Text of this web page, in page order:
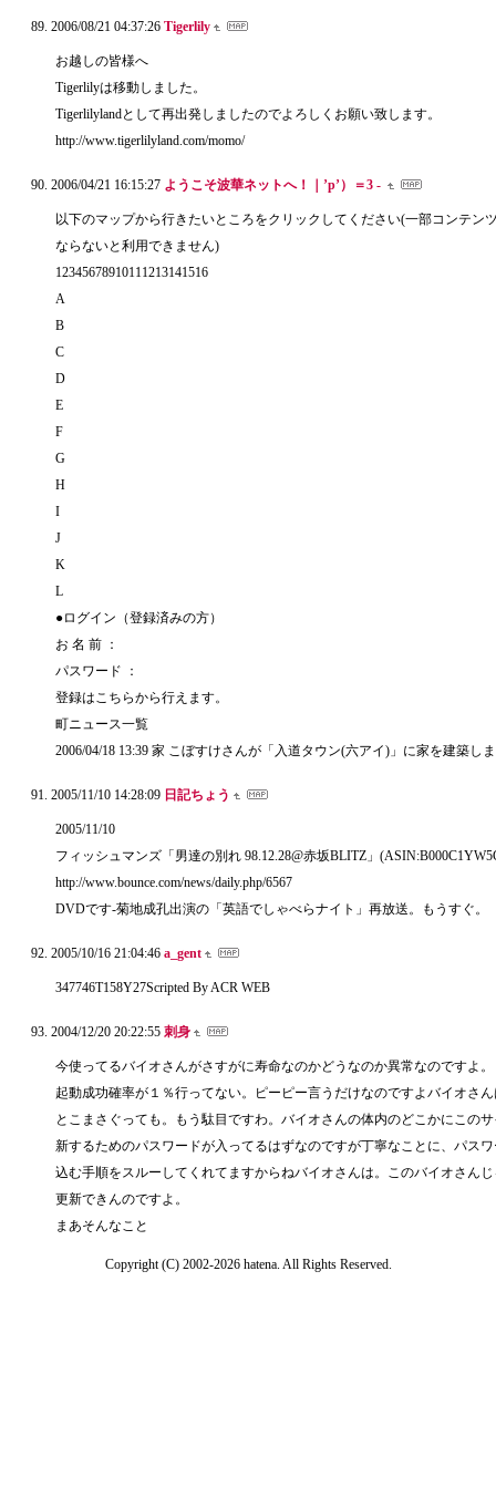
2006/08/21 04:37:26 Tigerlily
お越しの皆様へ
Tigerlilyは移動しました。
Tigerlilylandとして再出発しましたのでよろしくお願い致します。
http://www.tigerlilyland.com/momo/
2006/04/21 16:15:27 ようこそ波華ネットへ！｜’p’）＝3 -
以下のマップから行きたいところをクリックしてください(一部コンテン
ならないと利用できません)
12345678910111213141516
A
B
C
D
E
F
G
H
I
J
K
L
●ログイン（登録済みの方）
お 名 前 ：
パスワード ：
登録はこちらから行えます。
町ニュース一覧
2006/04/18 13:39 家 こぼすけさんが「入道タウン(六アイ)」に家を建築し
2005/11/10 14:28:09 日記ちょう
2005/11/10
フィッシュマンズ「男達の別れ 98.12.28@赤坂BLITZ」
http://www.bounce.com/news/daily.php/6567
DVDです-菊地成孔出演の「英語でしゃべらナイト」再放送。もうすぐ。
2005/10/16 21:04:46 a_gent
347746T158Y27Scripted By ACR WEB
2004/12/20 20:22:55 刺身
今使ってるバイオさんがさすがに寿命なのかどうなのか異常なのですよ。
起動成功確率が１％行ってない。ピーピー言うだけなのですよバイオさ
とこまさぐっても。もう駄目ですわ。バイオさんの体内のどこかにこの
新するためのパスワードが入ってるはずなのですが丁寧なことに、パス
込む手順をスルーしてくれてますからねバイオさんは。このバイオさん
更新できんのですよ。
まあそんなこと
Copyright (C) 2002-2026 hatena. All Rights Reserved.